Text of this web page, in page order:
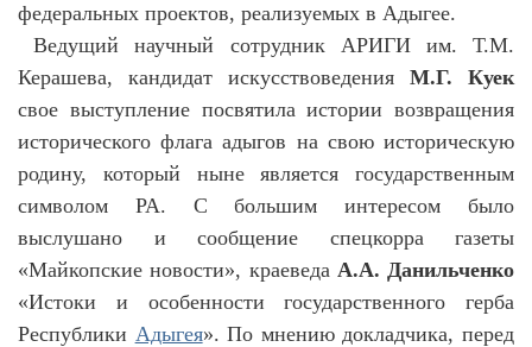
федеральных проектов, реализуемых в Адыгее.
Ведущий научный сотрудник АРИГИ им. Т.М.
Керашева, кандидат искусствоведения М.Г. Куек
свое выступление посвятила истории возвращения
исторического флага адыгов на свою историческую
родину, который ныне является государственным
символом РА. С большим интересом было
выслушано и сообщение спецкорра газеты
«Майкопские новости», краеведа А.А. Данильченко
«Истоки и особенности государственного герба
Республики Адыгея». По мнению докладчика, перед